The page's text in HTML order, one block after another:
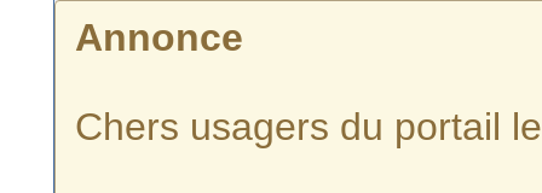
Annonce
Chers usagers du portail